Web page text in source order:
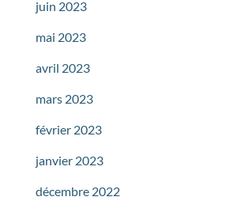
juin 2023
mai 2023
avril 2023
mars 2023
février 2023
janvier 2023
décembre 2022